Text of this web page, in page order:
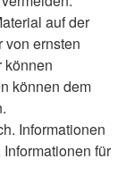
auf der
von ernsten
können
können dem
Informationen
für